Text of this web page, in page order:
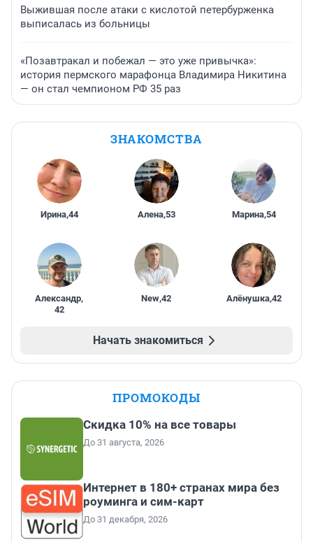
Выжившая после атаки с кислотой петербурженка
выписалась из больницы
«Позавтракал и побежал — это уже привычка»:
история пермского марафонца Владимира Никитина
— он стал чемпионом РФ 35 раз
ЗНАКОМСТВА
Ирина,44 Алена,53 Марина,54
Александр,
42
New,42 Алёнушка,42
Начать знакомиться
ПРОМОКОДЫ
Скидка 10% на все товары
До 31 августа, 2026
Интернет в 180+ странах мира без
роуминга и сим-карт
До 31 декабря, 2026